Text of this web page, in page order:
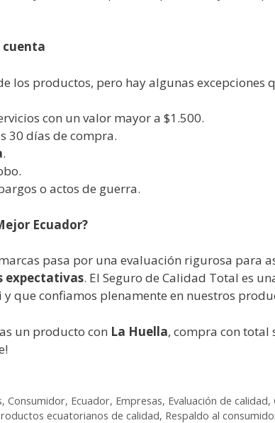
cuenta
los productos, pero hay algunas excepciones
con un valor mayor a $1.500.
30 días de compra.
.
o actos de guerra.
Ecuador?
pasa por una evaluación rigurosa para
expectativas. El Seguro de Calidad Total es
que confiamos plenamente en nuestros
un producto con La Huella, compra con total
, Consumidor, Ecuador, Empresas, Evaluación de calidad,
ecuatorianos de calidad, Respaldo al